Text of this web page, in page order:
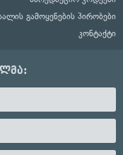
გამოყენების პირობები
კონტაქტი